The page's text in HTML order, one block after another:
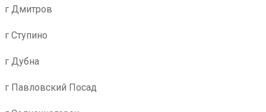
г Дмитров
г Ступино
г Дубна
г Павловский Посад